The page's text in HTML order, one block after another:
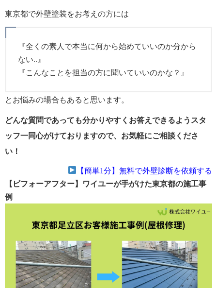
東京都で外壁塗装をお考えの方には
『全くの素人で本当に何から始めていいのか分から
ない..』
『こんなことを担当の方に聞いていいのかな？』
とお悩みの場合もあると思います。
どんな質問であっても分かりやすくお答えできるようスタ
ッフ一同心がけておりますので、お気軽にご相談くださ
い！
【簡単1分】無料で外壁診断を依頼する
【ビフォーアフター】ワイユーが手がけた東京都の施工事
例